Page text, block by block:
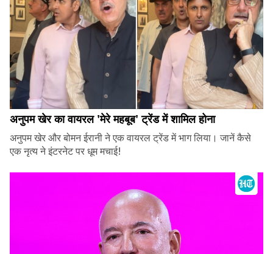
अनुपम खेर का वायरल 'मेरे महबूब' ट्रेंड में शामिल होना
अनुपम खेर और बोमन ईरानी ने एक वायरल ट्रेंड में भाग लिया। जानें कैसे
एक नृत्य ने इंटरनेट पर धूम मचाई!